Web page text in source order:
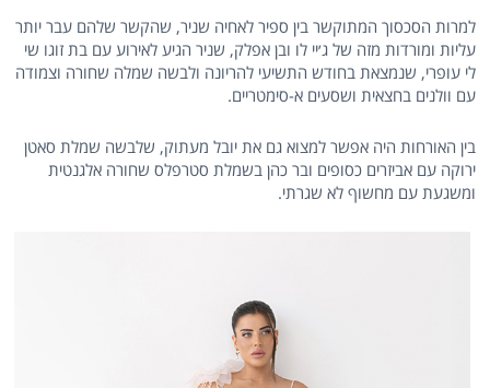
למרות הסכסוך המתוקשר בין ספיר לאחיה שניר, שהקשר שלהם עבר יותר
עליות ומורדות מזה של ג׳יי לו ובן אפלק, שניר הגיע לאירוע עם בת זוגו שי
לי עופרי, שנמצאת בחודש התשיעי להריונה ולבשה שמלה שחורה וצמודה
עם וולנים בחצאית ושסעים א-סימטריים.
בין האורחות היה אפשר למצוא גם את יובל מעתוק, שלבשה שמלת סאטן
ירוקה עם אביזרים כסופים ובר כהן בשמלת סטרפלס שחורה אלגנטית
ומשגעת עם מחשוף לא שגרתי.